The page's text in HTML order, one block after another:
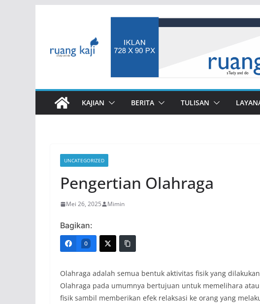
KAJIAN BERITA TULISAN
UNCATEGORIZED
Pengertian Olahraga
Mei 26, 2025 Mimin
Bagikan:
0
Olahraga adalah semua bentuk aktivitas fisik yang
Olahraga pada umumnya bertujuan untuk memelihara
fisik sambil memberikan efek relaksasi ke orang yang